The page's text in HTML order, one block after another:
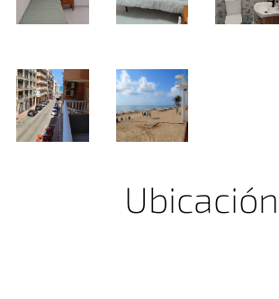
Ubicación